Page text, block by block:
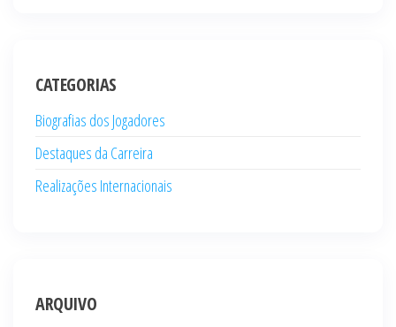
CATEGORIAS
Biografias dos Jogadores
Destaques da Carreira
Realizações Internacionais
ARQUIVO